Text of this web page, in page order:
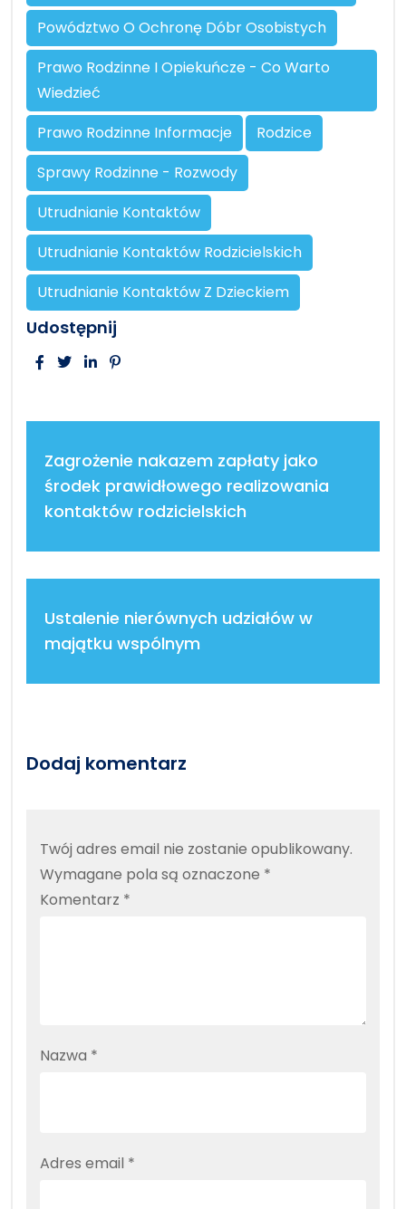
Powództwo O Ochronę Dóbr Osobistych
Prawo Rodzinne I Opiekuńcze - Co Warto
Wiedzieć
Prawo Rodzinne Informacje
Rodzice
Sprawy Rodzinne - Rozwody
Utrudnianie Kontaktów
Utrudnianie Kontaktów Rodzicielskich
Utrudnianie Kontaktów Z Dzieckiem
Udostępnij
Zagrożenie nakazem zapłaty jako
środek prawidłowego realizowania
kontaktów rodzicielskich
Ustalenie nierównych udziałów w
majątku wspólnym
Dodaj komentarz
Twój adres email nie zostanie opublikowany.
Wymagane pola są oznaczone *
Komentarz *
Nazwa *
Adres email *